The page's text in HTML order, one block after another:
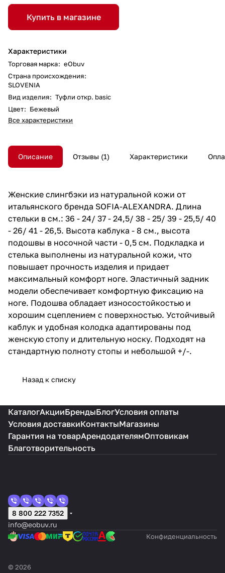
Купить в магазине
Характеристики
Торговая марка: eObuv
Страна происхождения:
SLOVENIA
Вид изделия: Туфли откр. basic
Цвет: Бежевый
Все характеристики
Описание Отзывы 1 Характеристики
Женские слингбэки из натуральной кожи от
итальянского бренда SOFIA-ALEXANDRA. Длина
стельки в см.: 36 - 24/ 37 - 24,5/ 38 - 25/ 39 - 25,5/ 40
- 26/ 41 - 26,5. Высота каблука - 8 см., высота
подошвы в носочной части - 0,5 см. Подкладка и
стелька выполнены из натуральной кожи, что
повышает прочность изделия и придает
максимальный комфорт ноге. Эластичный задник
модели обеспечивает комфортную фиксацию на
ноге. Подошва обладает износостойкостью и
хорошим сцеплением с поверхностью. Устойчивый
каблук и удобная колодка адаптированы под
женскую стопу и длительную носку. Подходят на
стандартную полноту стопы и небольшой +/-.
Назад к списку
КаталогАкцииБрендыБлогУсловия оплаты
Условия доставкиКонтактыМагазины
Гарантия на товарАрендодателямОптовикам
Благотворительность
8 800 222 7352
info@eobuv.ru
Конфиденциальность
© 2026